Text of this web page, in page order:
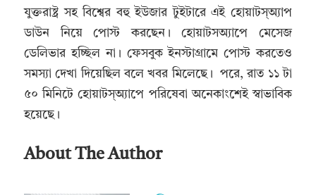
যুক্তরাষ্ট্র সহ বিশ্বের বহু ইউজার টুইটারে এই হোয়াটস্অ্যাপ
ডাউন নিয়ে পোস্ট করছেন। হোয়াটসঅ্যাপে মেসেজ
ডেলিভার হচ্ছিল না। ফেসবুক ইনস্টাগ্রামে পোস্ট করতেও
সমস্যা দেখা দিয়েছিল বলে খবর মিলেছে। পরে, রাত ১১ টা
৫০ মিনিটে হোয়াটস্অ্যাপে পরিষেবা অনেকাংশেই স্বাভাবিক
হয়েছে।
About The Author